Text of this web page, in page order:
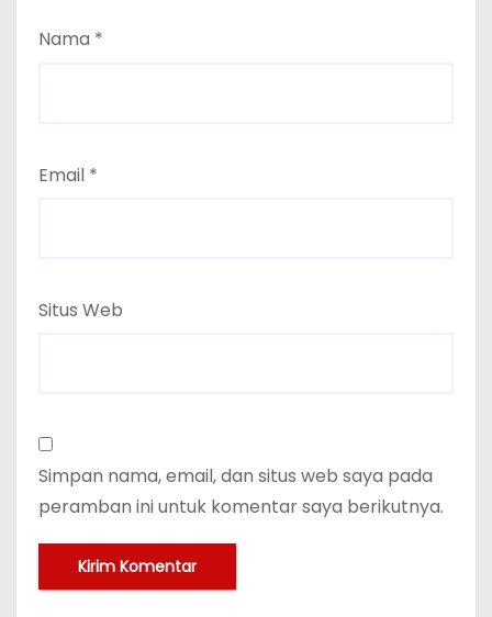
Nama *
Email *
Situs Web
Simpan nama, email, dan situs web saya pada
peramban ini untuk komentar saya berikutnya.